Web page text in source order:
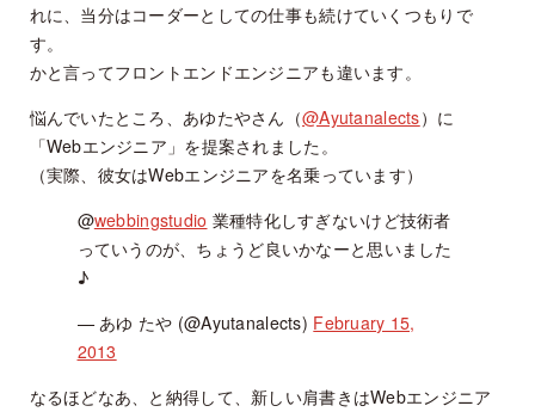
れに、当分はコーダーとしての仕事も続けていくつもりで
す。
かと言ってフロントエンドエンジニアも違います。
悩んでいたところ、あゆたやさん（@Ayutanalects）に
「Webエンジニア」を提案されました。
（実際、彼女はWebエンジニアを名乗っています）
@webbingstudio 業種特化しすぎないけど技術者
っていうのが、ちょうど良いかなーと思いました
♪
— あゆ たや (@Ayutanalects) February 15,
2013
なるほどなあ、と納得して、新しい肩書きはWebエンジニア